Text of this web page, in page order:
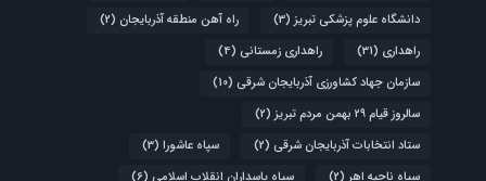
دانشگاه علوم پزشکی تبریز (3) راه آهن منطقه آذربایجان (2)
راهداری (31) راهداری زمستانی (4)
سازمان جهاد کشاورزی آذربایجان شرقی (10)
سالروز قیام ۲۹ بهمن مردم تبریز
(2)
ستاد انتخابات آذربایجان شرقی (2) سپاه عاشورا (3)